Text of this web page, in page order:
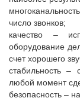
число звонков;
качество –
оборудование
счет хорошего
стабильность –
любой момент
безопасность –